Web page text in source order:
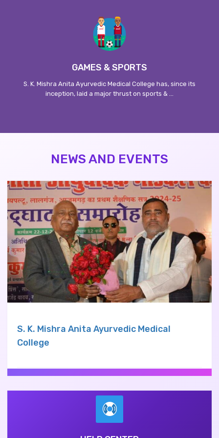
GAMES & SPORTS
S. K. Mishra Anita Ayurvedic Medical College has, since its
inception, laid a major thrust on sports & ...
NEWS AND EVENTS
S. K. Mishra Anita Ayurvedic Medical
College